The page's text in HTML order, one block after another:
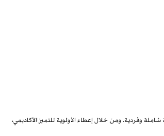
وفردية. ومن خلال إعطاء الأولوية للتميز الأكاديمي،